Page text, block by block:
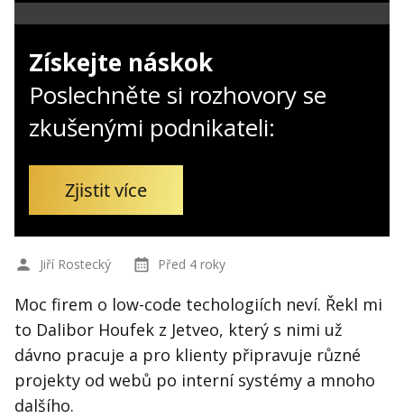
Získejte náskok
Poslechněte si rozhovory se
zkušenými podnikateli:
Zjistit více
Jiří Rostecký Před 4 roky
Moc firem o low-code techologiích neví. Řekl mi
to Dalibor Houfek z Jetveo, který s nimi už
dávno pracuje a pro klienty připravuje různé
projekty od webů po interní systémy a mnoho
dalšího.